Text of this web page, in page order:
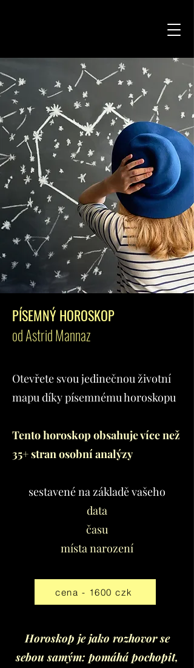
PÍSEMNÝ HOROSKOP
od Astrid Mannaz
Otevřete svou jedinečnou životní
mapu díky písemnému horoskopu
Tento horoskop obsahuje více než
35+ stran osobní analýzy
sestavené na základěvašeho
data
času
místa narození
cena - 1600 czk
Horoskop je jako rozhovor se
sebou samým: pomáhá pochopit,